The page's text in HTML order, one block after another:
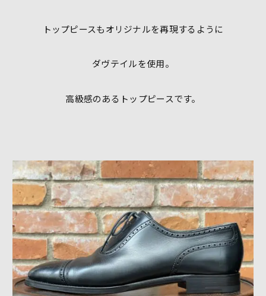
トップピースもオリジナルを再現するように
ダヴテイルを使用。
高級感のあるトップピースです。